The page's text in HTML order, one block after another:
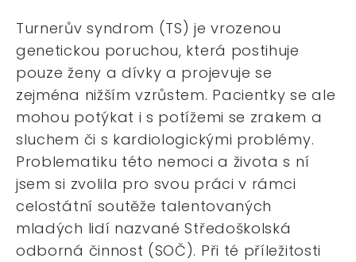
Turnerův syndrom (TS) je vrozenou
genetickou poruchou, která postihuje
pouze ženy a dívky a projevuje se
zejména nižším vzrůstem. Pacientky se ale
mohou potýkat i s potížemi se zrakem a
sluchem či s kardiologickými problémy.
Problematiku této nemoci a života s ní
jsem si zvolila pro svou práci v rámci
celostátní soutěže talentovaných
mladých lidí nazvané Středoškolská
odborná činnost (SOČ). Při té příležitosti